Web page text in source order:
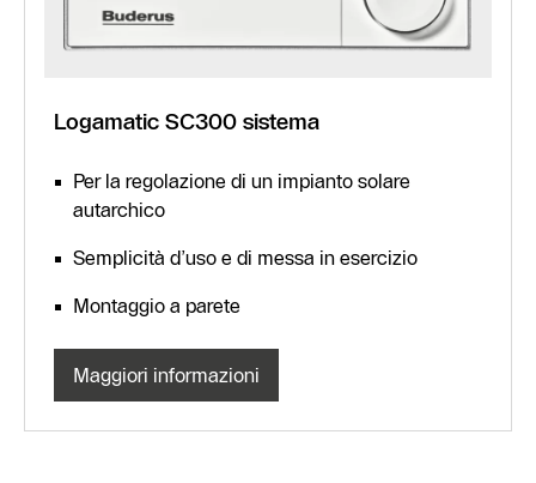
Logamatic SC300 sistema
Per la regolazione di un impianto solare
autarchico
Semplicità d’uso e di messa in esercizio
Montaggio a parete
Maggiori informazioni